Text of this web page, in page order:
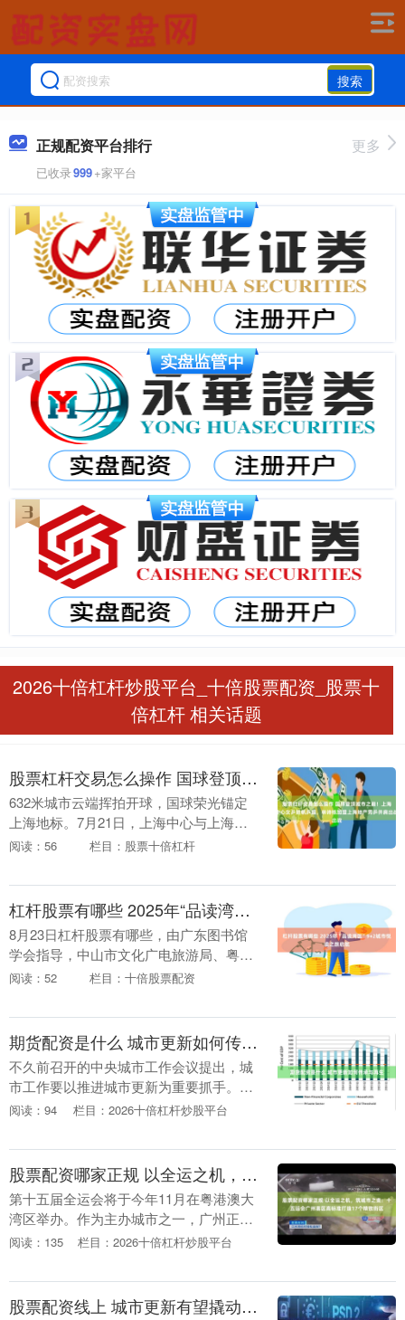
搜索
正规配资平台排行
已收录999+家平台
更多
2026十倍杠杆炒股平台_十倍股票配资_股票十
倍杠杆 相关话题
股票杠杆交易怎么操作 国球登顶城市之巅！上海中心女乒扬帆乒超，林诗栋加盟上海地产男乒并肩出战
632米城市云端挥拍开球，国球荣光锚定
上海地标。7月21日，上海中心与上海乒
乓球女队签署合作协议在上海中心大厦
为“上海中心....
阅读：56 栏目：股票十倍杠杆
杠杆股票有哪些 2025年“品读湾区”9+2城市悦读之旅启航
8月23日杠杆股票有哪些，由广东图书馆
学会指导，中山市文化广电旅游局、粤港
澳大湾区公共图书馆联盟主办，中山纪念
2025年“....
阅读：52 栏目：十倍股票配资
期货配资是什么 城市更新如何传承与再生
不久前召开的中央城市工作会议提出，城
市工作要以推进城市更新为重要抓手。中
共中央政治局近日召开会议，要求高质量
办公厅关于持续....
阅读：94 栏目：2026十倍杠杆炒股平台
股票配资哪家正规 以全运之机，筑城市之变：十五运会广州赛区高标准打造17个精致街区
第十五届全运会将于今年11月在粤港澳大
湾区举办。作为主办城市之一，广州正以
“办赛事就是办城市”的核心理念，以推动
规，以坚持城市....
阅读：135 栏目：2026十倍杠杆炒股平台
股票配资线上 城市更新有望撬动15万亿投资，多部门详解未来5年路线图